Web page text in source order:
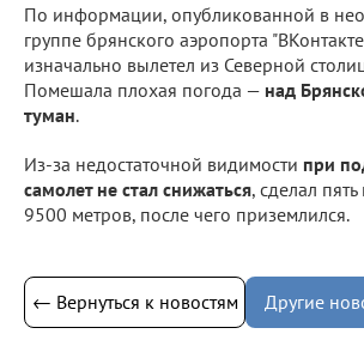
По информации, опубликованной в
группе брянского аэропорта
изначально вылетел из Северной
Помешала плохая погода — над
туман.
Из-за недостаточной видимости при
самолет не стал снижаться, сделал
9500 метров, после чего приземлился.
← Вернуться к новостям Другие